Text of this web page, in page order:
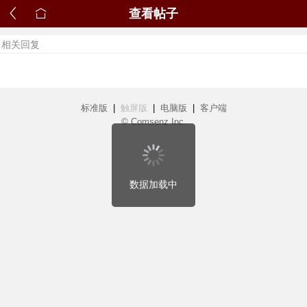
相关回复
标准版 触屏版 电脑版
客户端
© Comsenz Inc.
查看帖子
数据加载中